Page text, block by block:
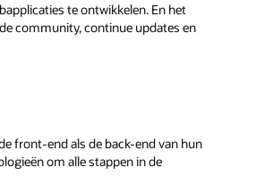
te ontwikkelen. En het
community, continue updates en
front-end als de back-end van hun
om alle stappen in de